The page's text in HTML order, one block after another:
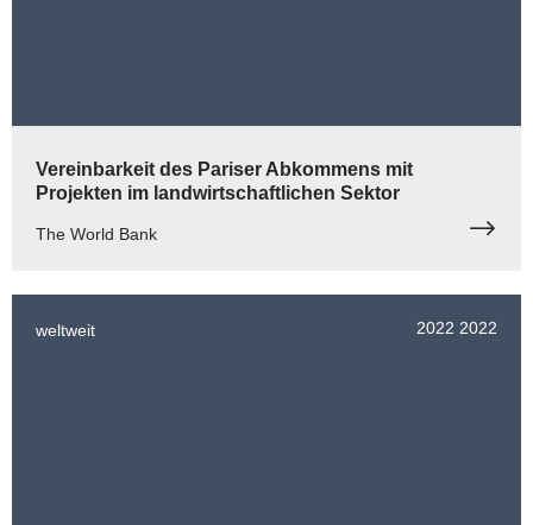
Vereinbarkeit des Pariser Abkommens mit
Projekten im landwirtschaftlichen Sektor
The World Bank
weltweit 2022 2022